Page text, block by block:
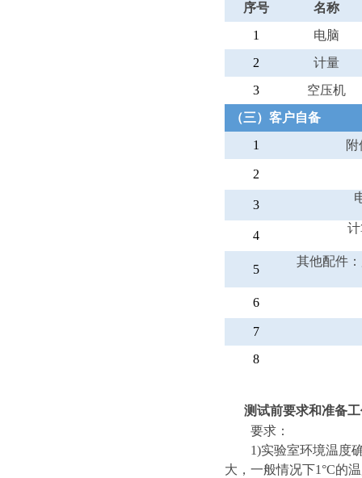
序号
名称
1
电脑
2
计量
3
空压机
（三）客户自备
1
2
3
4
5
其他配件
6
7
8
测试前要求和准备
要求 ：
1)实验室环境温度
大，一般情况下1°C的